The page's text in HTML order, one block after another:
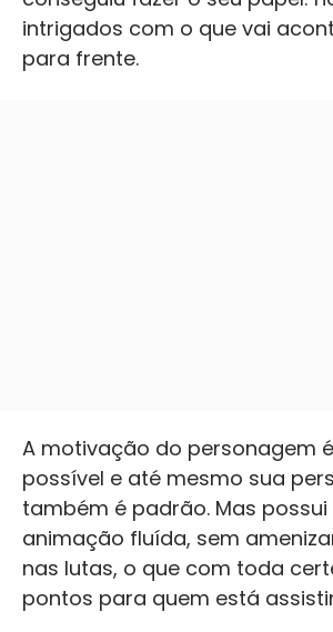
intrigados com o que vai
para frente.
A motivação do personagem
possível e até mesmo sua
também é padrão. Mas possui
animação fluída, sem
nas lutas, o que com toda
pontos para quem está